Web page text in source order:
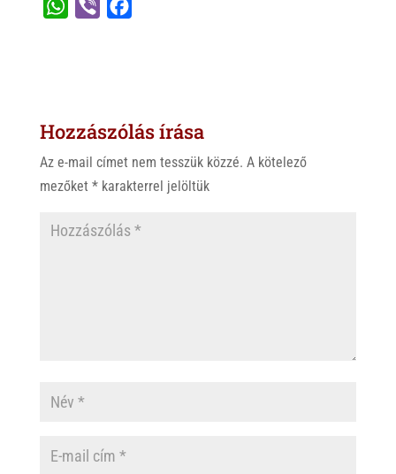
A
p
o
k
Hozzászólás írása
Az e-mail címet nem tesszük közzé. A kötelező
mezőket *karakterrel jelöltük